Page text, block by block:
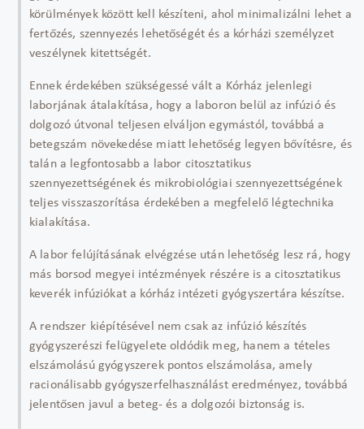
körülmények között kell készíteni, ahol minimalizálni lehet a
fertőzés, szennyezés lehetőségét és a kórházi személyzet
veszélynek kitettségét.
Ennek érdekében szükségessé vált a Kórház jelenlegi
laborjának átalakítása, hogy a laboron belül az infúzió és
dolgozó útvonal teljesen elváljon egymástól, továbbá a
betegszám növekedése miatt lehetőség legyen bővítésre, és
talán a legfontosabb a labor citosztatikus
szennyezettségének és mikrobiológiai szennyezettségének
teljes visszaszorítása érdekében a megfelelő légtechnika
kialakítása.
A labor felújításának elvégzése után lehetőség lesz rá, hogy
más borsod megyei intézmények részére is a citosztatikus
keverék infúziókat a kórház intézeti gyógyszertára készítse.
A rendszer kiépítésével nem csak az infúzió készítés
gyógyszerészi felügyelete oldódik meg, hanem a tételes
elszámolású gyógyszerek pontos elszámolása, amely
racionálisabb gyógyszerfelhasználást eredményez, továbbá
jelentősen javul a beteg- és a dolgozói biztonság is.